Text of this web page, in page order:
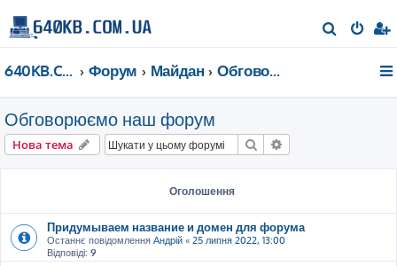
о
640KB.COM.UA Форум Майдан Обговорюємо наш форум
Обговорюємо наш форум
Нова тема Пошук
Оголошення
Придумываем название и домен для форума
Останнє повідомлення Андрій « 25 липня 2022, 13:00
Відповіді: 9